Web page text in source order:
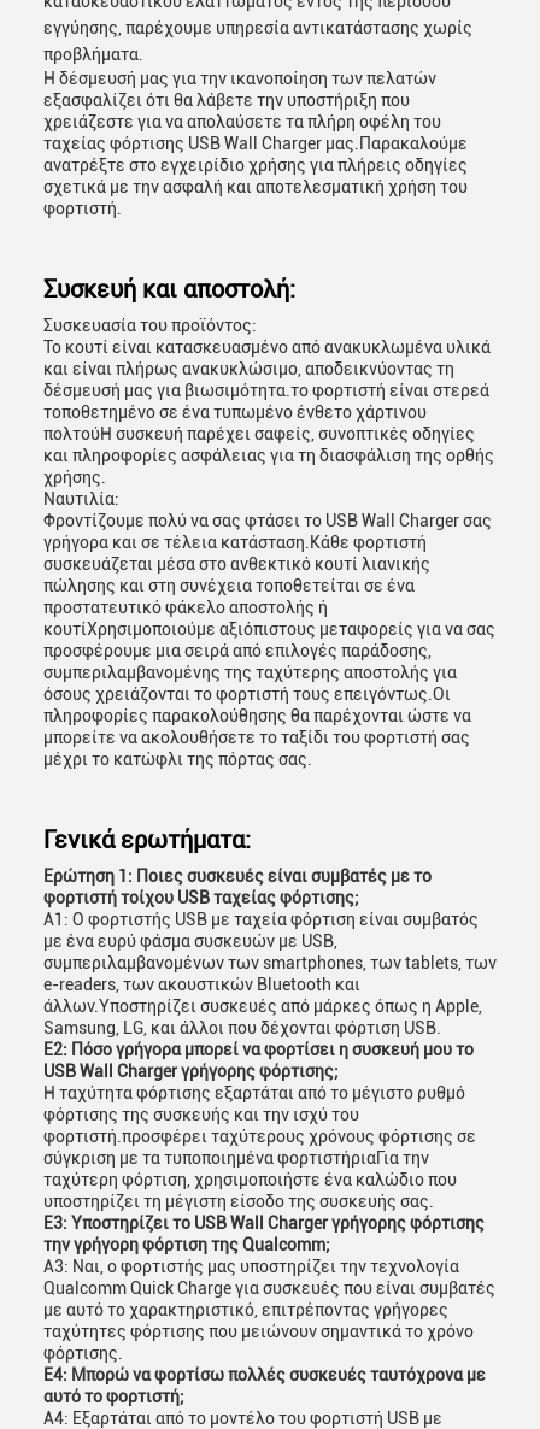
εγγύησης, παρέχουμε υπηρεσία αντικατάστασης χωρίς
προβλήματα.
Η δέσμευσή μας για την ικανοποίηση των πελατών
εξασφαλίζει ότι θα λάβετε την υποστήριξη που
χρειάζεστε για να απολαύσετε τα πλήρη οφέλη του
ταχείας φόρτισης USB Wall Charger μας.Παρακαλούμε
ανατρέξτε στο εγχειρίδιο χρήσης για πλήρεις οδηγίες
σχετικά με την ασφαλή και αποτελεσματική χρήση του
φορτιστή.
Συσκευή και αποστολή:
Συσκευασία του προϊόντος:
Το κουτί είναι κατασκευασμένο από ανακυκλωμένα υλικά
και είναι πλήρως ανακυκλώσιμο, αποδεικνύοντας τη
δέσμευσή μας για βιωσιμότητα.το φορτιστή είναι στερεά
τοποθετημένο σε ένα τυπωμένο ένθετο χάρτινου
πολτούΗ συσκευή παρέχει σαφείς, συνοπτικές οδηγίες
και πληροφορίες ασφάλειας για τη διασφάλιση της ορθής
χρήσης.
Ναυτιλία:
Φροντίζουμε πολύ να σας φτάσει το USB Wall Charger σας
γρήγορα και σε τέλεια κατάσταση.Κάθε φορτιστή
συσκευάζεται μέσα στο ανθεκτικό κουτί λιανικής
πώλησης και στη συνέχεια τοποθετείται σε ένα
προστατευτικό φάκελο αποστολής ή
κουτίΧρησιμοποιούμε αξιόπιστους μεταφορείς για να σας
προσφέρουμε μια σειρά από επιλογές παράδοσης,
συμπεριλαμβανομένης της ταχύτερης αποστολής για
όσους χρειάζονται το φορτιστή τους επειγόντως.Οι
πληροφορίες παρακολούθησης θα παρέχονται ώστε να
μπορείτε να ακολουθήσετε το ταξίδι του φορτιστή σας
μέχρι το κατώφλι της πόρτας σας.
Γενικά ερωτήματα:
Ερώτηση 1: Ποιες συσκευές είναι συμβατές με το
φορτιστή τοίχου USB ταχείας φόρτισης;
Α1: Ο φορτιστής USB με ταχεία φόρτιση είναι συμβατός
με ένα ευρύ φάσμα συσκευών με USB,
συμπεριλαμβανομένων των smartphones, των tablets, των
e-readers, των ακουστικών Bluetooth και
άλλων.Υποστηρίζει συσκευές από μάρκες όπως η Apple,
Samsung, LG, και άλλοι που δέχονται φόρτιση USB.
Ε2: Πόσο γρήγορα μπορεί να φορτίσει η συσκευή μου το
USB Wall Charger γρήγορης φόρτισης;
Η ταχύτητα φόρτισης εξαρτάται από το μέγιστο ρυθμό
φόρτισης της συσκευής και την ισχύ του
φορτιστή.προσφέρει ταχύτερους χρόνους φόρτισης σε
σύγκριση με τα τυποποιημένα φορτιστήριαΓια την
ταχύτερη φόρτιση, χρησιμοποιήστε ένα καλώδιο που
υποστηρίζει τη μέγιστη είσοδο της συσκευής σας.
Ε3: Υποστηρίζει το USB Wall Charger γρήγορης φόρτισης
την γρήγορη φόρτιση της Qualcomm;
Α3: Ναι, ο φορτιστής μας υποστηρίζει την τεχνολογία
Qualcomm Quick Charge για συσκευές που είναι συμβατές
με αυτό το χαρακτηριστικό, επιτρέποντας γρήγορες
ταχύτητες φόρτισης που μειώνουν σημαντικά το χρόνο
φόρτισης.
Ε4: Μπορώ να φορτίσω πολλές συσκευές ταυτόχρονα με
αυτό το φορτιστή;
Α4: Εξαρτάται από το μοντέλο του φορτιστή USB με